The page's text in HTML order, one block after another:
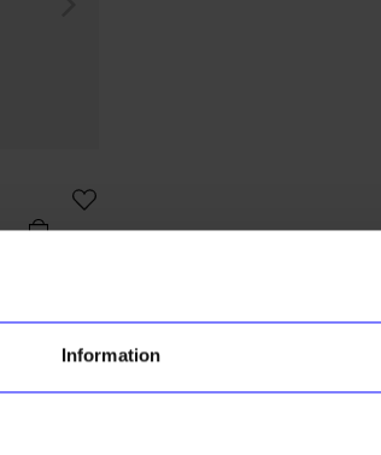
Information
1 500kr